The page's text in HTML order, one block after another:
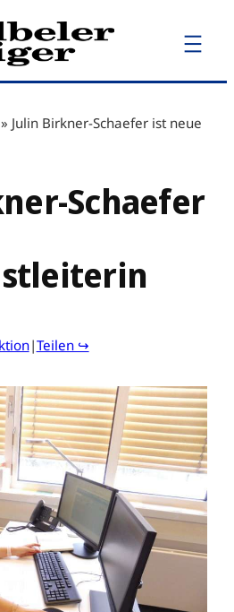
» Julin Birkner-Schaefer ist neue
Schaefer
|Teilen ↪